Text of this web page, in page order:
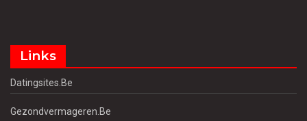
Links
Datingsites.be
Gezondvermageren.be